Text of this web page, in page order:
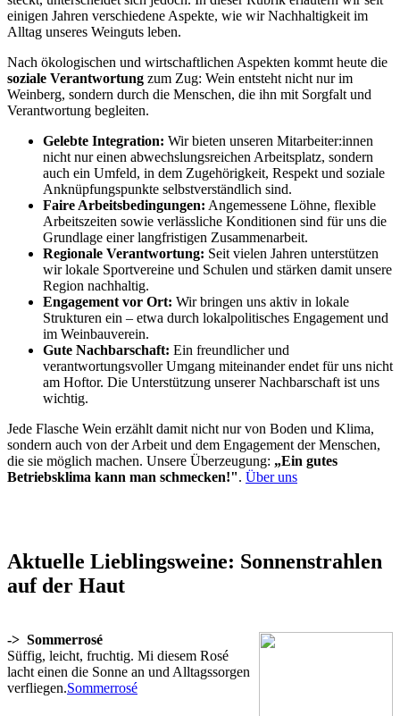
einigen Jahren verschiedene Aspekte, wie wir Nachhaltigkeit im
Alltag unseres Weinguts leben.
Nach ökologischen und wirtschaftlichen Aspekten kommt heute die
soziale Verantwortung zum Zug: Wein entsteht nicht nur im
Weinberg, sondern durch die Menschen, die ihn mit Sorgfalt und
Verantwortung begleiten.
Gelebte Integration: Wir bieten unseren Mitarbeiter:innen
nicht nur einen abwechslungsreichen Arbeitsplatz, sondern
auch ein Umfeld, in dem Zugehörigkeit, Respekt und soziale
Anknüpfungspunkte selbstverständlich sind.
Faire Arbeitsbedingungen: Angemessene Löhne, flexible
Arbeitszeiten sowie verlässliche Konditionen sind für uns die
Grundlage einer langfristigen Zusammenarbeit.
Regionale Verantwortung: Seit vielen Jahren unterstützen
wir lokale Sportvereine und Schulen und stärken damit unsere
Region nachhaltig.
Engagement vor Ort: Wir bringen uns aktiv in lokale
Strukturen ein – etwa durch lokalpolitisches Engagement und
im Weinbauverein.
Gute Nachbarschaft: Ein freundlicher und
verantwortungsvoller Umgang miteinander endet für uns nicht
am Hoftor. Die Unterstützung unserer Nachbarschaft ist uns
wichtig.
Jede Flasche Wein erzählt damit nicht nur von Boden und Klima,
sondern auch von der Arbeit und dem Engagement der Menschen,
die sie möglich machen. Unsere Überzeugung: „Ein gutes
Betriebsklima kann man schmecken!". Über uns
Aktuelle Lieblingsweine: Sonnenstrahlen
auf der Haut
-> Sommerrosé
Süffig, leicht, fruchtig. Mi diesem Rosé
lacht einen die Sonne an und Alltagssorgen
verfliegen.Sommerrosé